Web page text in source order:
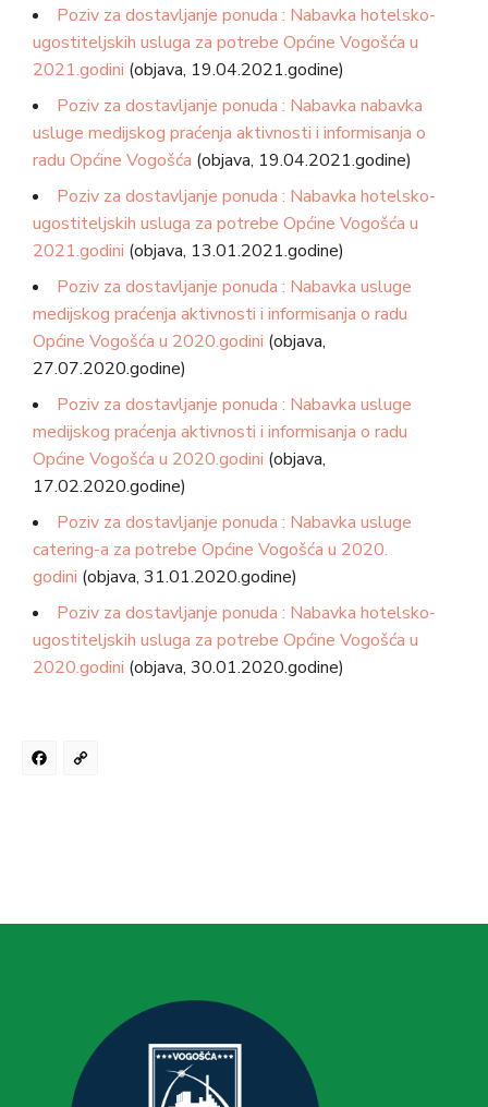
Poziv za dostavljanje ponuda : Nabavka hotelsko-
ugostiteljskih usluga za potrebe Općine Vogošća u
2021.godini (objava, 19.04.2021.godine)
Poziv za dostavljanje ponuda : Nabavka nabavka
usluge medijskog praćenja aktivnosti i informisanja o
radu Općine Vogošća (objava, 19.04.2021.godine)
Poziv za dostavljanje ponuda : Nabavka hotelsko-
ugostiteljskih usluga za potrebe Općine Vogošća u
2021.godini (objava, 13.01.2021.godine)
Poziv za dostavljanje ponuda : Nabavka usluge
medijskog praćenja aktivnosti i informisanja o radu
Općine Vogošća u 2020.godini (objava,
27.07.2020.godine)
Poziv za dostavljanje ponuda : Nabavka usluge
medijskog praćenja aktivnosti i informisanja o radu
Općine Vogošća u 2020.godini (objava,
17.02.2020.godine)
Poziv za dostavljanje ponuda : Nabavka usluge
catering-a za potrebe Općine Vogošća u 2020.
godini (objava, 31.01.2020.godine)
Poziv za dostavljanje ponuda : Nabavka hotelsko-
ugostiteljskih usluga za potrebe Općine Vogošća u
2020.godini (objava, 30.01.2020.godine)
Facebook